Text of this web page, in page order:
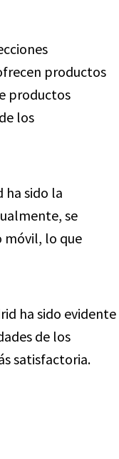
productos
productos
los
ha sido la
se
móvil, lo que
ha sido evidente
de los
satisfactoria.